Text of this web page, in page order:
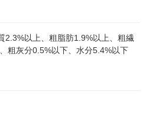
2.3%以上、粗脂肪1.9%以上、粗繊
粗灰分0.5%以下、水分5.4%以下